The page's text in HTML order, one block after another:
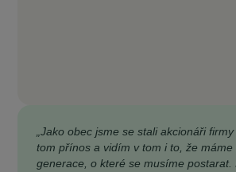
„Jako obec jsme se stali akcionáři
tom přínos a vidím v tom i to, že
generace, o které se musíme postarat.